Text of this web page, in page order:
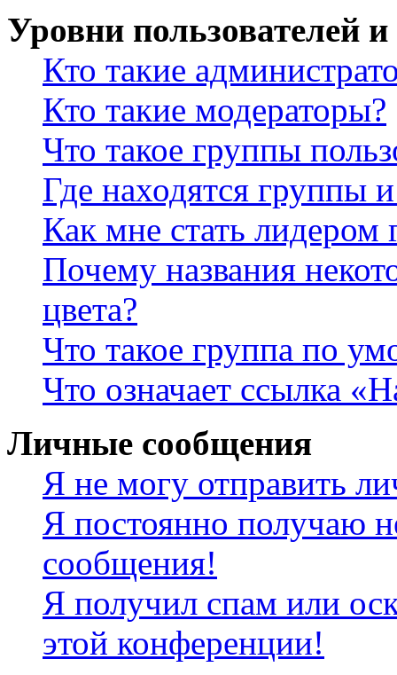
Уровни пользователей
Кто такие
Кто такие модераторы?
Что такое группы
Где находятся группы
Как мне стать лидером
Почему названия
цвета?
Что такое группа по
Что означает ссылка
Личные сообщения
Я не могу отправить
Я постоянно получаю
сообщения!
Я получил спам или
этой конференции!